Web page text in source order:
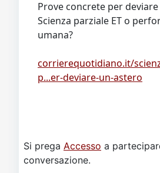
Prove concrete per
Scienza parziale ET o
umana?
corrierequotidiano.it/
p...er-deviare-un-astero
Si prega Accesso a
conversazione.